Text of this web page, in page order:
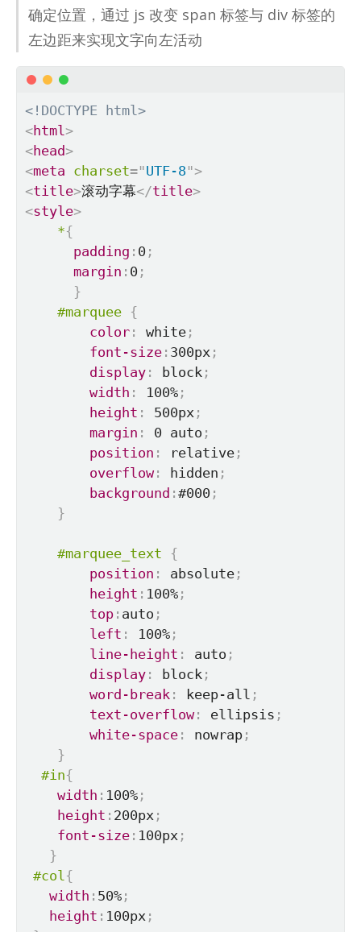
确定位置，通过 js 改变 span 标签与 div 标签的
左边距来实现文字向左活动
<!DOCTYPE html>
<html>
<head>
<meta charset="UTF-8">
<title>滚动字幕</title>
<style>
*{
padding : 0 ;
margin : 0 ;
}
#marquee {
color : white ;
font-size : 300px ;
display : block ;
width : 100% ;
height : 500px ;
margin : 0 auto ;
position : relative ;
overflow: hidden ;
background : #000 ;
}
#marquee_text
{
position : absolute ;
height : 100% ;
top : auto ;
left : 100% ;
line-height : auto ;
display : block ;
word-break : keep-all ;
text-overflow: ellipsis ;
white-space : nowrap ;
}
#in{
width : 100% ;
height : 200px ;
font-size : 100px ;
}
#col{
width : 50% ;
height : 100px ;